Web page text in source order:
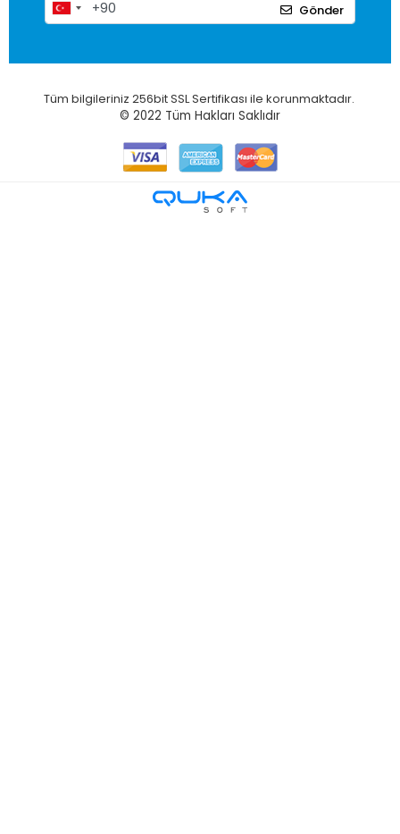
Gönder
Tüm bilgileriniz 256bit SSL Sertifikası ile korunmaktadır.
© 2022 Tüm Hakları Saklıdır